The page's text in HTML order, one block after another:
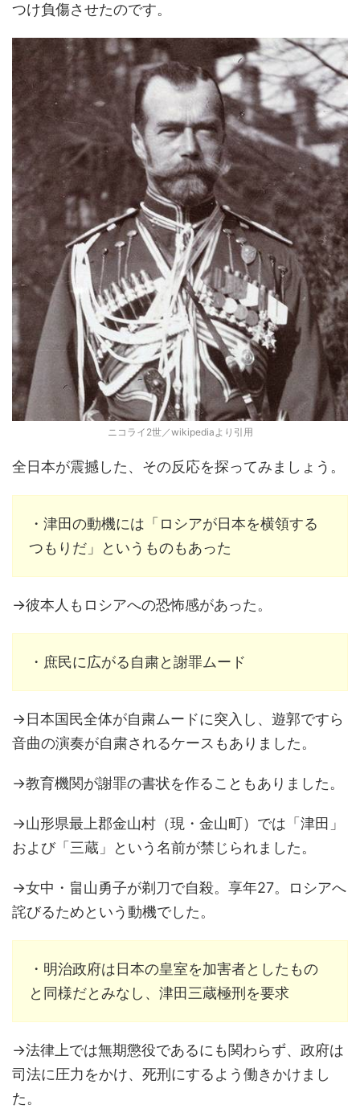
つけ負傷させたのです。
ニコライ2世／wikipediaより引用
全日本が震撼した、その反応を探ってみましょう。
・津田の動機には「ロシアが日本を横領する
つもりだ」というものもあった
→彼本人もロシアへの恐怖感があった。
・庶民に広がる自粛と謝罪ムード
→日本国民全体が自粛ムードに突入し、遊郭ですら
音曲の演奏が自粛されるケースもありました。
→教育機関が謝罪の書状を作ることもありました。
→山形県最上郡金山村（現・金山町）では「津田」
および「三蔵」という名前が禁じられました。
→女中・畠山勇子が剃刀で自殺。享年27。ロシアへ
詫びるためという動機でした。
・明治政府は日本の皇室を加害者としたもの
と同様だとみなし、津田三蔵極刑を要求
→法律上では無期懲役であるにも関わらず、政府は
司法に圧力をかけ、死刑にするよう働きかけまし
た。